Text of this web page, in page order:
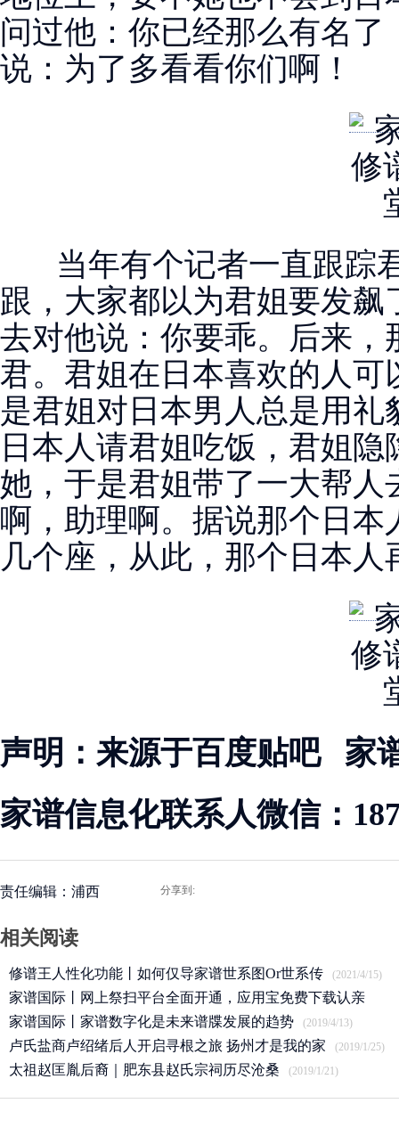
问过他：你已经那么有名
说：为了多看看你们啊！
当年有个记者一直跟踪
跟，大家都以为君姐要发
去对他说：你要乖。后来
君。君姐在日本喜欢的人
是君姐对日本男人总是用
日本人请君姐吃饭，君姐
她，于是君姐带了一大帮
啊，助理啊。据说那个日
几个座，从此，那个日本
声明：来源于百度贴吧 家
家谱信息化联系人微信：
责任编辑：浦西 分享到:
相关阅读
修谱王人性化功能丨如何仅导家谱世系图Or世系传 (2021/4/15)
家谱国际丨网上祭扫平台全面开通，应用宝免费下载认亲
APP
(2020/3/25)
家谱国际丨家谱数字化是未来谱牒发展的趋势 (2019/4/13)
卢氏盐商卢绍绪后人开启寻根之旅 扬州才是我的家 (2019/1/25)
太祖赵匡胤后裔｜肥东县赵氏宗祠历尽沧桑 (2019/1/21)